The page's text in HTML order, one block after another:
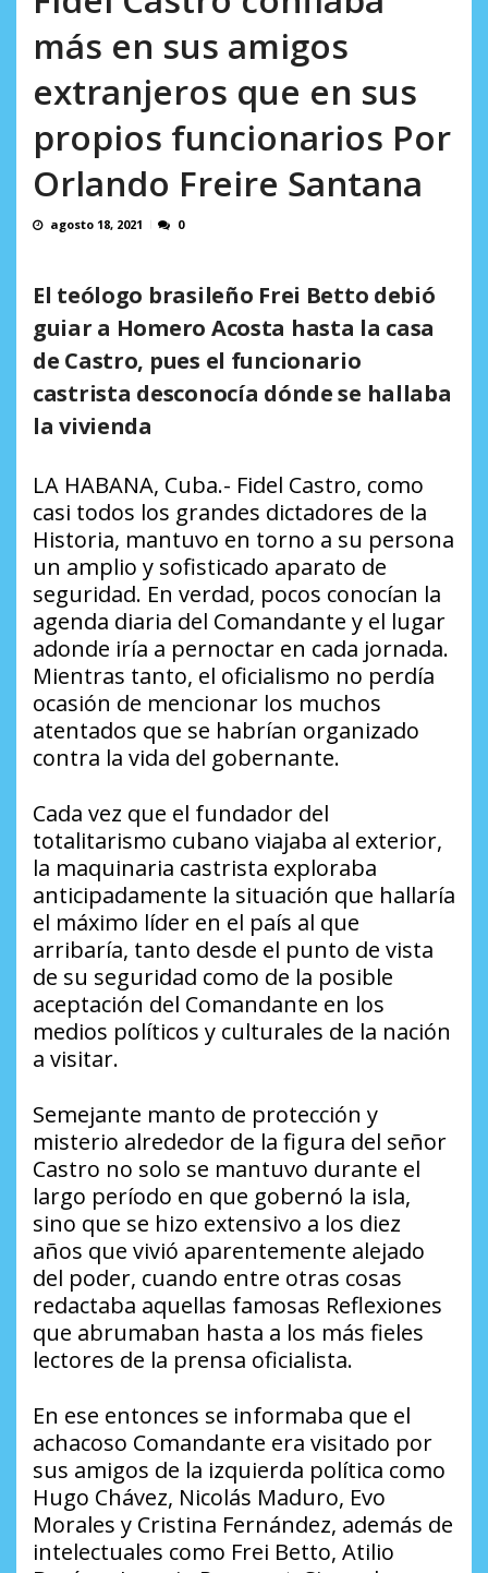
más en sus amigos
extranjeros que en sus
propios funcionarios Por
Orlando Freire Santana
agosto 18, 2021 0
El teólogo brasileño Frei Betto debió
guiar a Homero Acosta hasta la casa
de Castro, pues el funcionario
castrista desconocía dónde se hallaba
la vivienda
LA HABANA, Cuba.- Fidel Castro, como
casi todos los grandes dictadores de la
Historia, mantuvo en torno a su persona
un amplio y sofisticado aparato de
seguridad. En verdad, pocos conocían la
agenda diaria del Comandante y el lugar
adonde iría a pernoctar en cada jornada.
Mientras tanto, el oficialismo no perdía
ocasión de mencionar los muchos
atentados que se habrían organizado
contra la vida del gobernante.
Cada vez que el fundador del
totalitarismo cubano viajaba al exterior,
la maquinaria castrista exploraba
anticipadamente la situación que hallaría
el máximo líder en el país al que
arribaría, tanto desde el punto de vista
de su seguridad como de la posible
aceptación del Comandante en los
medios políticos y culturales de la nación
a visitar.
Semejante manto de protección y
misterio alrededor de la figura del señor
Castro no solo se mantuvo durante el
largo período en que gobernó la isla,
sino que se hizo extensivo a los diez
años que vivió aparentemente alejado
del poder, cuando entre otras cosas
redactaba aquellas famosas Reflexiones
que abrumaban hasta a los más fieles
lectores de la prensa oficialista.
En ese entonces se informaba que el
achacoso Comandante era visitado por
sus amigos de la izquierda política como
Hugo Chávez, Nicolás Maduro, Evo
Morales y Cristina Fernández, además de
intelectuales como Frei Betto, Atilio